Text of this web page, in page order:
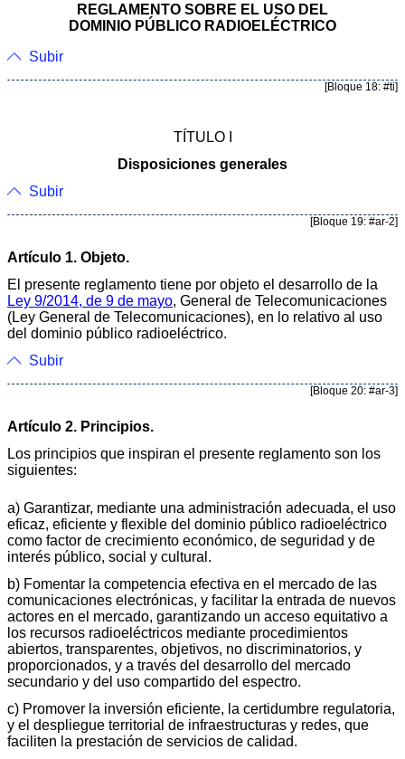
REGLAMENTO SOBRE EL USO DEL
DOMINIO PÚBLICO RADIOELÉCTRICO
Subir
[Bloque 18: #ti]
TÍTULO I
Disposiciones generales
Subir
[Bloque 19: #ar-2]
Artículo 1. Objeto.
El presente reglamento tiene por objeto el desarrollo de la
Ley 9/2014, de 9 de mayo, General de Telecomunicaciones
(Ley General de Telecomunicaciones), en lo relativo al uso
del dominio público radioeléctrico.
Subir
[Bloque 20: #ar-3]
Artículo 2. Principios.
Los principios que inspiran el presente reglamento son los
siguientes:
a) Garantizar, mediante una administración adecuada, el uso
eficaz, eficiente y flexible del dominio público radioeléctrico
como factor de crecimiento económico, de seguridad y de
interés público, social y cultural.
b) Fomentar la competencia efectiva en el mercado de las
comunicaciones electrónicas, y facilitar la entrada de nuevos
actores en el mercado, garantizando un acceso equitativo a
los recursos radioeléctricos mediante procedimientos
abiertos, transparentes, objetivos, no discriminatorios, y
proporcionados, y a través del desarrollo del mercado
secundario y del uso compartido del espectro.
c) Promover la inversión eficiente, la certidumbre regulatoria,
y el despliegue territorial de infraestructuras y redes, que
faciliten la prestación de servicios de calidad.